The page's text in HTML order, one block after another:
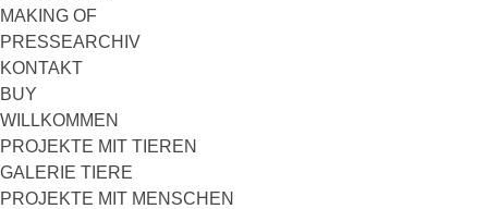
MAKING OF
PRESSEARCHIV
KONTAKT
BUY
WILLKOMMEN
PROJEKTE MIT TIEREN
GALERIE TIERE
PROJEKTE MIT MENSCHEN